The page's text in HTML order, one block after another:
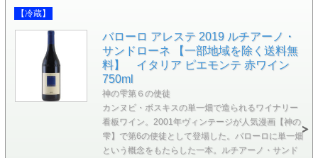
【冷蔵】
バローロ アレステ 2019 ルチアーノ・
サンドローネ 【一部地域を除く送料無
料】 イタリア ピエモンテ 赤ワイン
750ml
神の雫第６の使徒
カンヌビ・ボスキスの単一畑で造られるワイナリー
看板ワイン。2001年ヴィンテージが人気漫画【神の
雫】で第6の使徒として登場した。バローロに単一畑
という概念をもたらした一本。ルチアーノ・サンド